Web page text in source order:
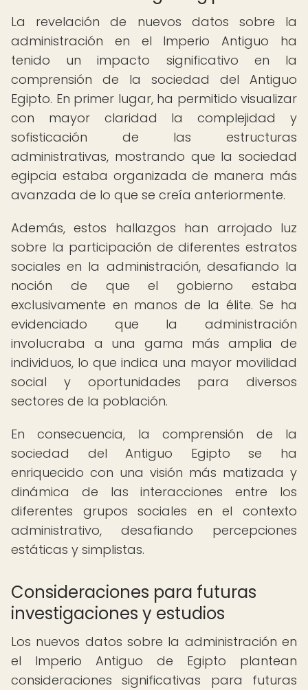
La revelación de nuevos datos sobre la
administración en el Imperio Antiguo ha
tenido un impacto significativo en la
comprensión de la sociedad del Antiguo
Egipto. En primer lugar, ha permitido visualizar
con mayor claridad la complejidad y
sofisticación de las estructuras
administrativas, mostrando que la sociedad
egipcia estaba organizada de manera más
avanzada de lo que se creía anteriormente.
Además, estos hallazgos han arrojado luz
sobre la participación de diferentes estratos
sociales en la administración, desafiando la
noción de que el gobierno estaba
exclusivamente en manos de la élite. Se ha
evidenciado que la administración
involucraba a una gama más amplia de
individuos, lo que indica una mayor movilidad
social y oportunidades para diversos
sectores de la población.
En consecuencia, la comprensión de la
sociedad del Antiguo Egipto se ha
enriquecido con una visión más matizada y
dinámica de las interacciones entre los
diferentes grupos sociales en el contexto
administrativo, desafiando percepciones
estáticas y simplistas.
Consideraciones para futuras
investigaciones y estudios
Los nuevos datos sobre la administración en
el Imperio Antiguo de Egipto plantean
consideraciones significativas para futuras